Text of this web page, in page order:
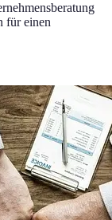
für einen